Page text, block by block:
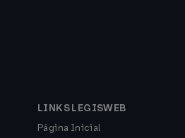
LINKS LEGISWEB
Página Inicial